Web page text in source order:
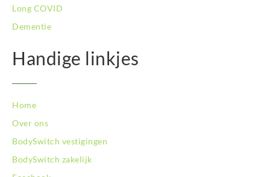
BodySwitch Venlo
BodySwitch Westland
BodySwitch Zaandam
BodySwitch Zuid-Kennemerland
BodySwitch Zuid-Limburg
BodySwitch Zwolle
Long COVID
Dementie
Handige linkjes
Home
Over ons
BodySwitch vestigingen
BodySwitch zakelijk